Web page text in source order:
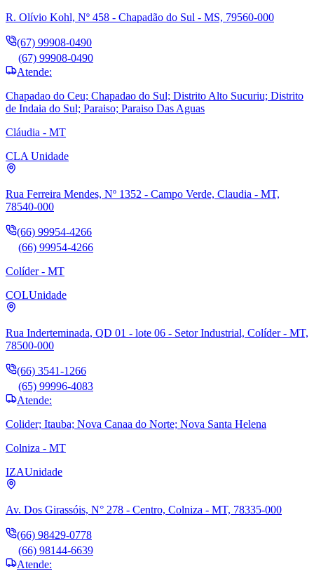
R. Olívio Kohl, Nº 458 - Chapadão do Sul - MS, 79560-000
(67) 99908-0490
(67) 99908-0490
Atende:
Chapadao do Ceu; Chapadao do Sul; Distrito Alto Sucuriu; Distrito
de Indaia do Sul; Paraiso; Paraiso Das Aguas
Cláudia - MT
CLA Unidade
Rua Ferreira Mendes, Nº 1352 - Campo Verde, Claudia - MT,
78540-000
(66) 99954-4266
(66) 99954-4266
Colíder - MT
COLUnidade
Rua Inderteminada, QD 01 - lote 06 - Setor Industrial, Colíder - MT,
78500-000
(66) 3541-1266
(65) 99996-4083
Atende:
Colider; Itauba; Nova Canaa do Norte; Nova Santa Helena
Colniza - MT
IZAUnidade
Av. Dos Girassóis, N° 278 - Centro, Colniza - MT, 78335-000
(66) 98429-0778
(66) 98144-6639
Atende: